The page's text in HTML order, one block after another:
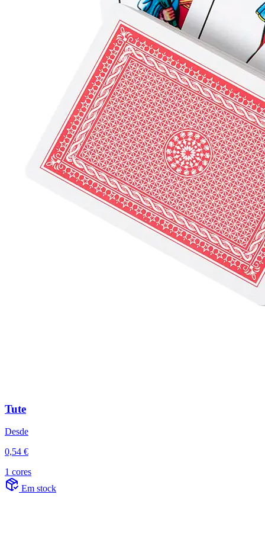
Tute
Desde
0,54 €
1 cores
Em stock